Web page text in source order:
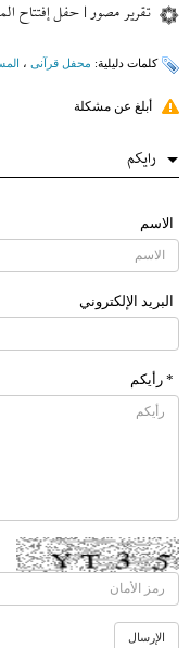
تقرير مصور | حفل إفتتاح
کلمات دلیلیة: محفل قرآنی ،
أبلغ عن مشكلة
رایکم
الاسم
البرید الإلکتروني
* رأیکم